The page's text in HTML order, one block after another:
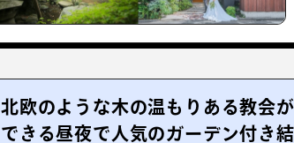
北欧のような木の温もりある教会
できる昼夜で人気のガーデン付き